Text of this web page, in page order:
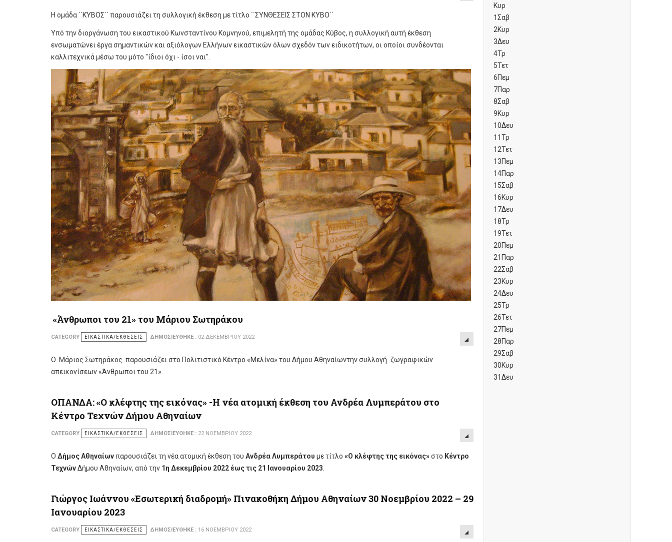
Η ομάδα ΄΄ΚΎΒΟΣ΄΄ παρουσιάζει τη συλλογική έκθεση με τίτλο ΄΄ΣΥΝΘΕΣΕΙΣ ΣΤΟΝ ΚΥΒΟ΄΄
Υπό την διοργάνωση του εικαστικού Κωνσταντίνου Κομνηνού, επιμελητή της ομάδας Κύβος, η συλλογική αυτή έκθεση
ενσωματώνει έργα σημαντικών και αξιόλογων Ελλήνων εικαστικών όλων σχεδόν των ειδικοτήτων, οι οποίοι συνδέονται
καλλιτεχνικά μέσω του μότο "ίδιοι όχι - ίσοι ναι".
«Άνθρωποι του 21» του Μάριου Σωτηράκου
CATEGORY ΕΙΚΑΣΤΙΚΆ/ΕΚΘΈΣΕΙΣ ΔΗΜΟΣΙΕΎΘΗΚΕ : 02 ΔΕΚΕΜΒΡΊΟΥ 2022
Ο Μάριος Σωτηράκος παρουσιάζει στο Πολιτιστικό Κέντρο «Μελίνα» του Δήμου Αθηναίωντην συλλογή ζωγραφικών
απεικονίσεων «Άνθρωποι του 21».
ΟΠΑΝΔΑ: «Ο κλέφτης της εικόνας» -Η νέα ατομική έκθεση του Ανδρέα Λυμπεράτου στο
Κέντρο Τεχνών Δήμου Αθηναίων
CATEGORY ΕΙΚΑΣΤΙΚΆ/ΕΚΘΈΣΕΙΣ ΔΗΜΟΣΙΕΎΘΗΚΕ : 22 ΝΟΕΜΒΡΊΟΥ 2022
Ο Δήμος Αθηναίωνπαρουσιάζει τη νέα ατομική έκθεση του Ανδρέα Λυμπεράτου με τίτλο «Ο κλέφτης της εικόνας»στο Κέντρο
ΤεχνώνΔήμου Αθηναίων, από την 1η Δεκεμβρίου 2022 έως τις 21 Ιανουαρίου 2023
Γιώργος Ιωάννου «Εσωτερική διαδρομή» Πινακοθήκη Δήμου Αθηναίων 30 Νοεμβρίου 2022 – 29
Ιανουαρίου 2023
CATEGORY ΕΙΚΑΣΤΙΚΆ/ΕΚΘΈΣΕΙΣ ΔΗΜΟΣΙΕΎΘΗΚΕ : 16 ΝΟΕΜΒΡΊΟΥ 2022
Κυρ
1Σαβ
2Κυρ
3Δευ
4Τρ
5Τετ
6Πεμ
7Παρ
8Σαβ
9Κυρ
10Δευ
11Τρ
12Τετ
13Πεμ
14Παρ
15Σαβ
16Κυρ
17Δευ
18Τρ
19Τετ
20Πεμ
21 Παρ
22Σαβ
23Κυρ
24Δευ
25Τρ
26Τετ
27Πεμ
28Παρ
29Σαβ
30Κυρ
31Δευ